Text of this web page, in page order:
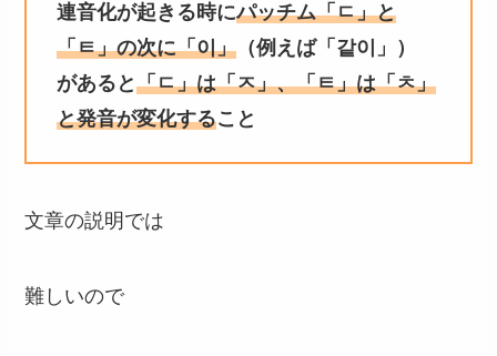
連音化が起きる時にパッチム「ㄷ」と
「ㅌ」の次に「이」 （例えば「같이」）
があると「ㄷ」は「ㅈ」、「ㅌ」は「ㅊ」
と発音が変化すること
文章の説明では
難しいので